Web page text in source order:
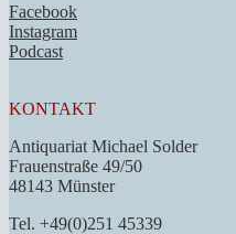
Facebook
Instagram
Podcast
KONTAKT
Antiquariat Michael Solder
Frauenstraße 49/50
48143 Münster
Tel. +49(0)251 45339